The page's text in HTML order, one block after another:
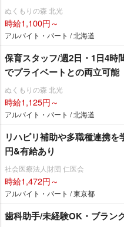
ぬくもりの森 北光
時給1,100円～
アルバイト・パート / 北海道
保育スタッフ/週2日・1日4時
でプライベートとの両立可能
ぬくもりの森 北光
時給1,125円～
アルバイト・パート / 北海道
リハビリ補助や多職種連携
円&有給あり
社会医療法人財団 仁医会
時給1,472円～
アルバイト・パート / 東京都
歯科助手/未経験OK・ブラン